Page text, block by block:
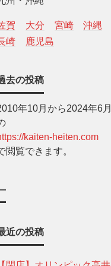
賀 大分 宮崎 沖縄
崎
鹿児島
去の投稿
年10月から2024年6
kaiten-heiten.com
閲覧できます。
近の投稿